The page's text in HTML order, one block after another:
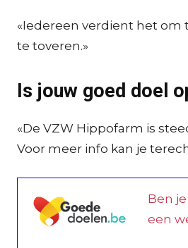
«Iedereen verdient het
te toveren.»
Is jouw goed doel
«De VZW Hippofarm is
Voor meer info kan je
Ben
een